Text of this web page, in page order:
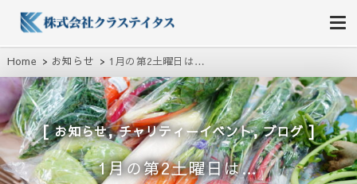
株式会社クラステイタス
地域のコミュニティーを大切にする企業
Home お知らせ 1月の第2土曜日は…
お知らせ,チャリティーイベント,ブログ
1月の第2土曜日は…